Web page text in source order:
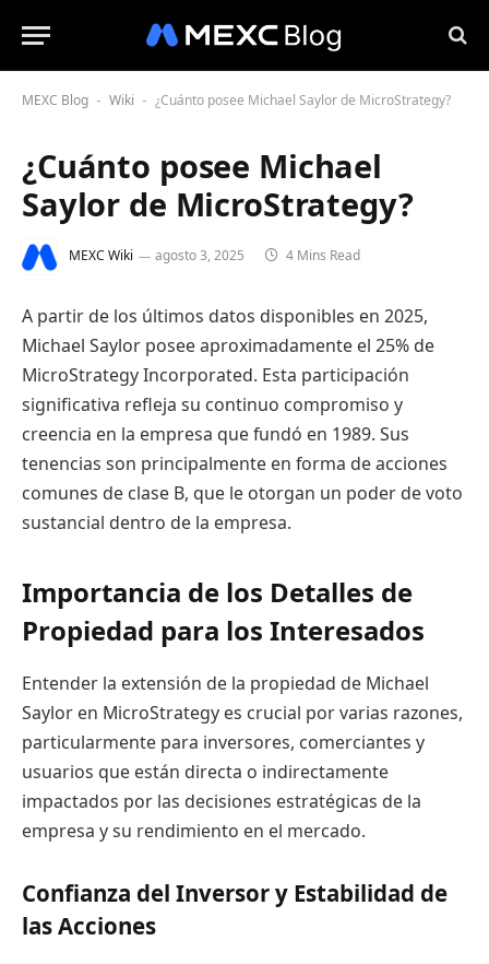
MEXC Blog - Wiki - ¿Cuánto posee Michael Saylor de MicroStrategy?
¿Cuánto posee Michael
Saylor de MicroStrategy?
MEXC Wiki agosto 3, 2025 4 Mins Read
A partir de los últimos datos disponibles en 2025,
Michael Saylor posee aproximadamente el 25% de
MicroStrategy Incorporated. Esta participación
significativa refleja su continuo compromiso y
creencia en la empresa que fundó en 1989. Sus
tenencias son principalmente en forma de acciones
comunes de clase B, que le otorgan un poder de voto
sustancial dentro de la empresa.
Importancia de los Detalles de
Propiedad para los Interesados
Entender la extensión de la propiedad de Michael
Saylor en MicroStrategy es crucial por varias razones,
particularmente para inversores, comerciantes y
usuarios que están directa o indirectamente
impactados por las decisiones estratégicas de la
empresa y su rendimiento en el mercado.
Confianza del Inversor y Estabilidad de
las Acciones